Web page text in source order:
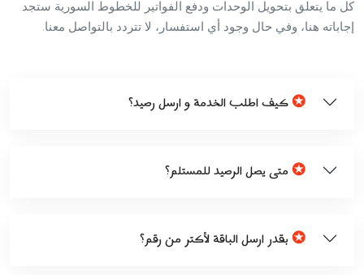
كل ما يتعلق بتحويل الوحدات ودفع الفواتير للخطوط السورية ستجد
إجاباته هنا، وفي حال وجود أي استفسار، لا تتردد بالتواصل معنا.
✪كيف اطلب الخدمة و ارسل رصيد؟
✪متى يصل الرصيد للمستلم؟
✪بقدر ارسل الباقة لأكتر من رقم؟